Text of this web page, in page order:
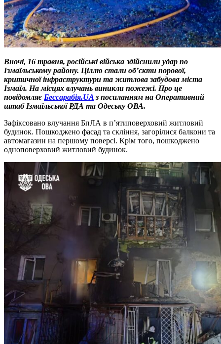
Вночі, 16 травня, російські війська здійснили удар по
Ізмаїльському району. Ціллю стали об’єкти порової,
критичної інфраструктури та житлова забудова міста
Ізмаїл. На місцях влучань виникли пожежі. Про це
повідомляє Бессарабія.UA з посиланням на Оперативний
штаб Ізмаїльської РДА та Одеську ОВА.
Зафіксовано влучання БпЛА в пʼятиповерховий житловий
будинок. Пошкоджено фасад та скління, загорілися балкони та
автомагазин на першому поверсі. Крім того, пошкоджено
одноповерховий житловий будинок.